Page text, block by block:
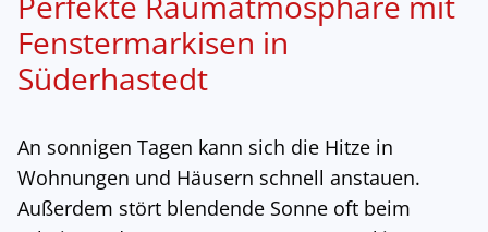
Fenstermarkisen in
Süderhastedt
An sonnigen Tagen kann sich die Hitze in
Wohnungen und Häusern schnell anstauen.
Außerdem stört blendende Sonne oft beim